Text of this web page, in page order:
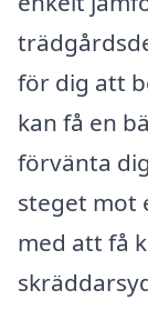
för dig att
kan få en
förvänta
steget mot
med att få